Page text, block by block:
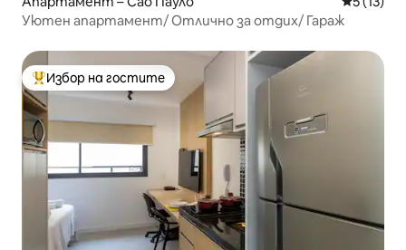
Уютен апартамент/ Отлично за отдих/ Гараж
Най-популярен избор на гостите
Избор на гостите